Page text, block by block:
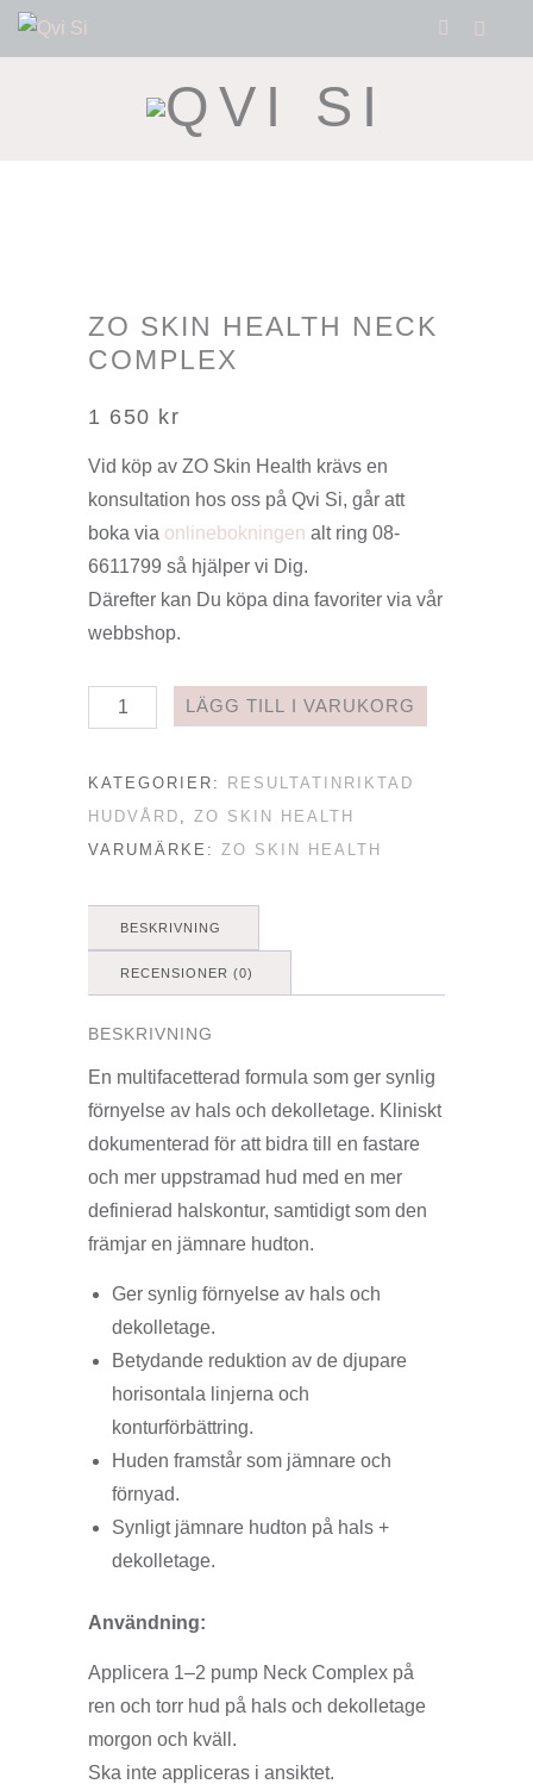
ZO SKIN HEALTH NECK
COMPLEX
1 650 kr
Vid köp av ZO Skin Health krävs en
konsultation hos oss på Qvi Si, går att
boka via onlinebokningen alt ring 08-
6611799 så hjälper vi Dig.
Därefter kan Du köpa dina favoriter via vår
webbshop.
SKIN
LÄGG TILL I VARUKORG
KATEGORIER: RESULTATINRIKTAD
HUDVÅRD
ZO SKIN HEALTH
VARUMÄRKE: ZO SKIN HEALTH
BESKRIVNING
RECENSIONER (0)
BESKRIVNING
En multifacetterad formula som ger synlig
förnyelse av hals och dekolletage. Kliniskt
dokumenterad för att bidra till en fastare
och mer uppstramad hud med en mer
definierad halskontur, samtidigt som den
främjar en jämnare hudton.
Ger synlig förnyelse av hals och
dekolletage.
Betydande reduktion av de djupare
horisontala linjerna och
konturförbättring.
Huden framstår som jämnare och
förnyad.
Synligt jämnare hudton på hals +
dekolletage.
Användning:
Applicera 1–2 pump Neck Complex på
ren och torr hud på hals och dekolletage
morgon och kväll.
Ska inte appliceras i ansiktet.